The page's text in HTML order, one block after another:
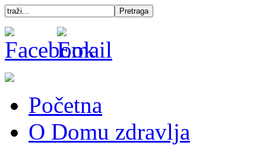
Početna
O Domu zdravlja